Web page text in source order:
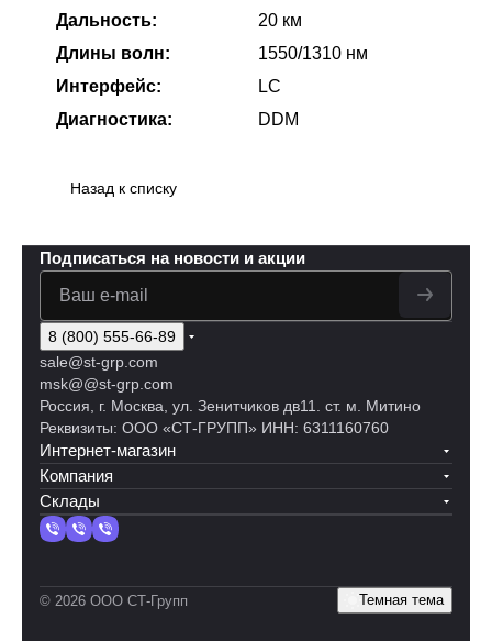
Дальность:
20 км
Длины волн:
1550/1310 нм
Интерфейс:
LC
Диагностика:
DDM
Назад к списку
Подписаться на новости и акции
8 (800) 555-66-89
sale@st-grp.com
msk@@st-grp.com
Россия, г. Москва, ул. Зенитчиков дв11. ст. м. Митино
Реквизиты: ООО «СТ-ГРУПП» ИНН: 6311160760
Интернет-магазин
Компания
Склады
© 2026 ООО СТ-Групп Темная тема